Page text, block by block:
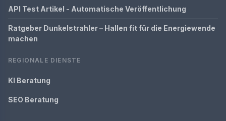
API Test Artikel - Automatische Veröffentlichung
Ratgeber Dunkelstrahler – Hallen fit für die Energiewende
machen
REGIONALE DIENSTE
KI Beratung
SEO Beratung